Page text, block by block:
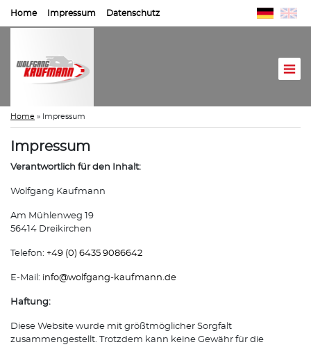
Home Impressum Datenschutz
Home » Impressum
Impressum
Verantwortlich für den Inhalt:
Wolfgang Kaufmann
Am Mühlenweg 19
56414 Dreikirchen
Telefon: +49 (0) 6435 9086642
E-Mail: info@wolfgang-kaufmann.de
Haftung:
Diese Website wurde mit größtmöglicher Sorgfalt
zusammengestellt. Trotzdem kann keine Gewähr für die